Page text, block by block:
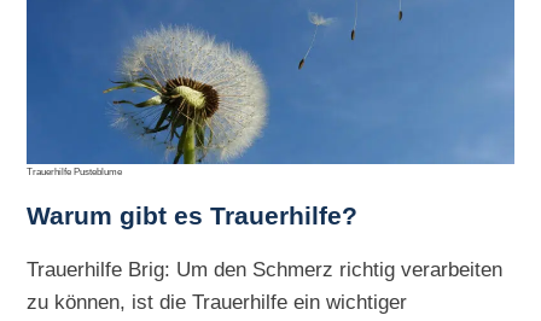
Trauerhilfe Pusteblume
Warum gibt es Trauerhilfe?
Trauerhilfe Brig: Um den Schmerz richtig verarbeiten
zu können, ist die Trauerhilfe ein wichtiger